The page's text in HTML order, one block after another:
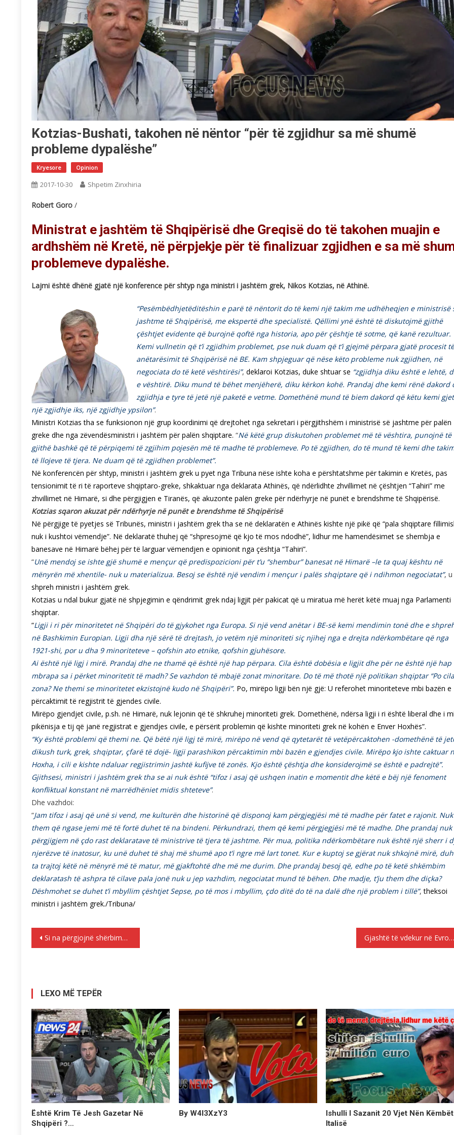
Kotzias-Bushati, takohen në nëntor “për të zgjidhur sa më shumë
probleme dypalëshe”
Kryesore Opinion
2017-10-30 Shpetim Zinxhiria
Robert Goro /
Ministrat e jashtëm të Shqipërisë dhe Greqisë do të takohen muajin e
ardhshëm në Kretë, në përpjekje për të finalizuar zgjidhen e sa më
problemeve dypalëshe.
Lajmi është dhënë gjatë një konference për shtyp nga ministri i jashtëm grek, Nikos Kotzias, në Athinë.
“Pesëmbëdhjetëditëshin e parë të nëntorit do të kemi një takim me udhëheqjen e ministrisë
jashtme të Shqipërisë, me ekspertë dhe specialistë. Qëllimi ynë është të diskutojmë gjithë
çështjet evidente që burojnë qoftë nga historia, apo për çështje të sotme, që kanë rezultuar.
Kemi vullnetin që t’i zgjidhim problemet, pse nuk duam që t’i gjejmë përpara gjatë procesit të
anëtarësimit të Shqipërisë në BE. Kam shpjeguar që nëse këto probleme nuk zgjidhen, në
negociata do të ketë vështirësi”, deklaroi Kotzias, duke shtuar se “zgjidhja diku është e lehtë,
e vështirë. Diku mund të bëhet menjëherë, diku kërkon kohë. Prandaj dhe kemi rënë dakord
zgjidhja e tyre të jetë një paketë e vetme. Domethënë mund të biem dakord që këtu kemi
një zgjidhje iks, një zgjidhje ypsilon”.
Ministri Kotzias tha se funksionon një grup koordinimi që drejtohet nga sekretari i përgjithshëm i ministrisë së jashtme për palën
greke dhe nga zëvendësministri i jashtëm për palën shqiptare. “Në këtë grup diskutohen problemet më të vështira, punojnë të
gjithë bashkë që të përpiqemi të zgjihim pojesën më të madhe të problemeve. Po të zgjidhen, do të mund të kemi dhe
të llojeve të tjera. Ne duam që të zgjidhen problemet”.
Në konferencën për shtyp, ministri i jashtëm grek u pyet nga Tribuna nëse ishte koha e përshtatshme për takimin e Kretës, pas
tensionimit të ri të raporteve shqiptaro-greke, shkaktuar nga deklarata Athinës, që ndërlidhte zhvillimet në çështjen “Tahiri” me
zhvillimet në Himarë, si dhe përgjigjen e Tiranës, që akuzonte palën greke për ndërhyrje në punët e brendshme të Shqipërisë.
Kotzias sqaron akuzat për ndërhyrje në punët e brendshme të Shqipërisë
Në përgjige të pyetjes së Tribunës, ministri i jashtëm grek tha se në deklaratën e Athinës kishte një pikë që “pala shqiptare
nuk i kushtoi vëmendje”. Në deklaratë thuhej që “shpresojmë që kjo të mos ndodhë”, lidhur me hamendësimet se shembja e
banesave në Himarë bëhej për të larguar vëmendjen e opinionit nga çështja “Tahiri”.
“Unë mendoj se ishte gjë shumë e mençur që predispozicioni për t’u “shembur” banesat në Himarë –le ta quaj kështu në
mënyrën më xhentile- nuk u materializua. Besoj se është një vendim i mençur i palës shqiptare që i ndihmon negociatat”, u
shpreh ministri i jashtëm grek.
Kotzias u ndal bukur gjatë në shpjegimin e qëndrimit grek ndaj ligjit për pakicat që u miratua më herët këtë muaj nga Parlamenti
shqiptar.
“Ligji i ri për minoritetet në Shqipëri do të gjykohet nga Europa. Si një vend anëtar i BE-së kemi mendimin tonë dhe e
në Bashkimin Europian. Ligji dha një sërë të drejtash, jo vetëm një minoriteti siç njihej nga e drejta ndërkombëtare që nga
1921-shi, por u dha 9 minoriteteve – qofshin ato etnike, qofshin gjuhësore.
Ai është një ligj i mirë. Prandaj dhe ne thamë që është një hap përpara. Cila është dobësia e ligjit dhe për ne është një hap
mbrapa sa i përket minoritetit të madh? Se vazhdon të mbajë zonat minoritare. Do të më thotë një politikan shqiptar “Po
zona? Ne themi se minoritetet ekzistojnë kudo në Shqipëri”. Po, mirëpo ligji bën një gjë: U referohet minoriteteve mbi bazën e
përcaktimit të regjistrit të gjendes civile.
Mirëpo gjendjet civile, p.sh. në Himarë, nuk lejonin që të shkruhej minoriteti grek. Domethënë, ndërsa ligji i ri është liberal dhe i
pikënisja e tij që janë regjistrat e gjendjes civile, e përsërit problemin që kishte minoriteti grek në kohën e Enver Hoxhës”.
“Ky është problemi që themi ne. Që bëtë një ligj të mirë, mirëpo në vend që qytetarët të vetëpërcaktohen -domethënë të
dikush turk, grek, shqiptar, çfarë të dojë- ligji parashikon përcaktimin mbi bazën e gjendjes civile. Mirëpo kjo ishte caktuar
Hoxha, i cili e kishte ndaluar regjistrimin jashtë kufijve të zonës. Kjo është çështja dhe konsiderojmë se është e padrejtë”.
Gjithsesi, ministri i jashtëm grek tha se ai nuk është “tifoz i asaj që ushqen inatin e momentit dhe këtë e bëj një fenoment
konfliktual konstant në marrëdhëniet midis shteteve”.
Dhe vazhdoi:
“Jam tifoz i asaj që unë si vend, me kulturën dhe historinë që disponoj kam përgjegjësi më të madhe për fatet e rajonit. Nuk
them që ngase jemi më të fortë duhet të na bindeni. Përkundrazi, them që kemi përgjegjësi më të madhe. Dhe prandaj nuk
përgjigjem në çdo rast deklaratave të ministrive të tjera të jashtme. Për mua, politika ndërkombëtare nuk është një sherr i
njerëzve të inatosur, ku unë duhet të shaj më shumë apo t’i ngre më lart tonet. Kur e kuptoj se gjërat nuk shkojnë mirë,
ta trajtoj këtë në mënyrë më të matur, më gjakftohtë dhe më me durim. Dhe prandaj besoj që, edhe po të ketë shkëmbim
deklaratash të ashpra të cilave pala jonë nuk u jep vazhdim, negociatat mund të bëhen. Dhe madje, t’ju them dhe diçka?
Dëshmohet se duhet t’i mbyllim çështjet Sepse, po të mos i mbyllim, çdo ditë do të na dalë dhe një problem i tillë”,theksoi
ministri i jashtëm grek./Tribuna/
Lëvizje
Si na përgjojnë shërbimet e fshehta Gjashtë të vdekur në Evropën qendrore dhe veriore nga moti i keq
LEXO MË TEPËR
Është Krim Të Jesh Gazetar Në
Shqipëri ?…
By W4l3XzY3
Ishulli I Sazanit 20 Vjet Nën Këmbët
Italisë